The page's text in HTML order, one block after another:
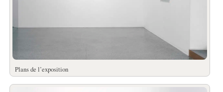
Plans de l’exposition